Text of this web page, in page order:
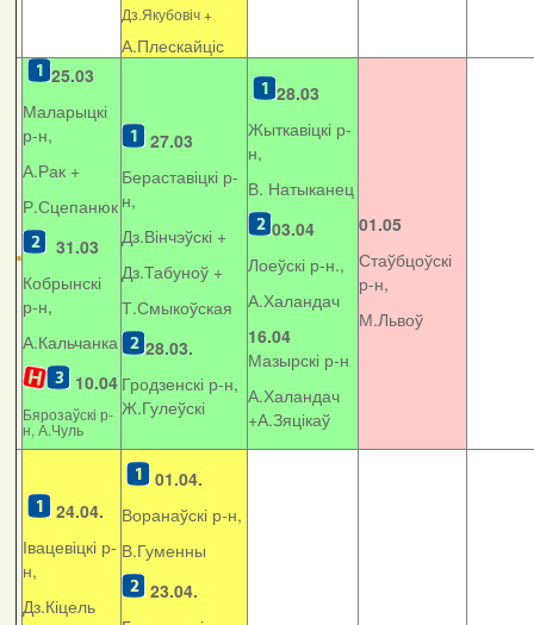
Дз.Якубовіч +
А.Плескайціс
25.03
Маларыцкі
р-н,
А.Рак +
Р.Сцепанюк
31.03
Кобрынскі
р-н,
А.Кальчанка
10.04
Бярозаўскі р-
н, А.Чуль
27.03
Бераставіцкі р-
н,
Дз.Вінчэўскі +
Дз.Табуноў +
Т.Смыкоўская
28.03.
Гродзенскі р-н,
Ж.Гулеўскі
28.03
Жыткавіцкі р-
н,
В. Натыканец
03.04
Лоеўскі р-н.,
А.Халандач
16.04
Мазырскі р-н
А.Халандач
+А.Зяцікаў
01.05
Стаўбцоўскі
р-н,
М.Львоў
24.04.
Івацевіцкі р-
н,
Дз.Кіцель
01.04.
Воранаўскі р-н,
В.Гуменны
23.04.